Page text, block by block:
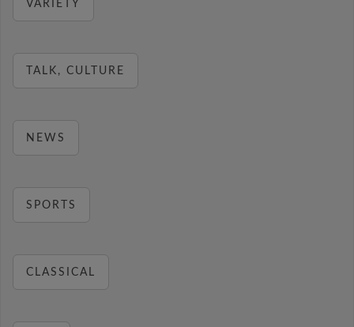
VARIETY
TALK, CULTURE
NEWS
SPORTS
CLASSICAL